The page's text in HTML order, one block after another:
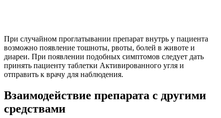
При случайном проглатывании препарат внутрь у пациента
возможно появление тошноты, рвоты, болей в животе и
диареи. При появлении подобных симптомов следует дать
принять пациенту таблетки Активированного угля и
отправить к врачу для наблюдения.
Взаимодействие препарата с другими
средствами